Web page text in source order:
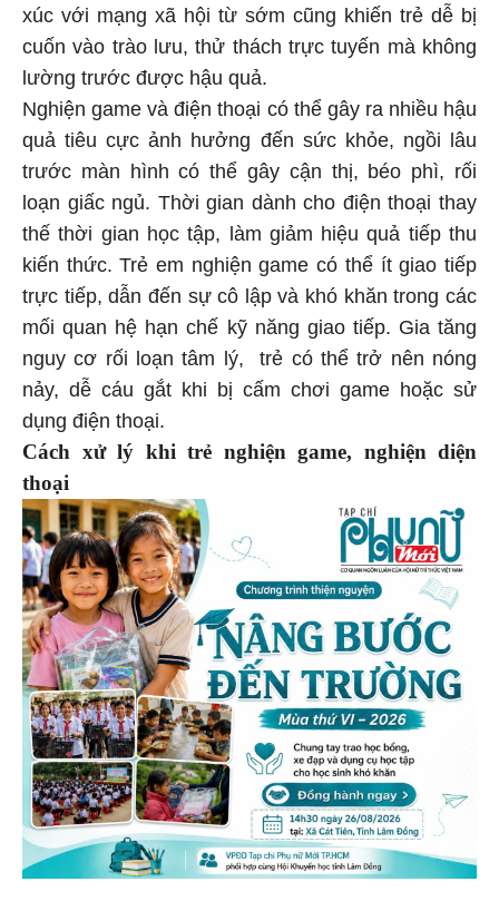
xúc với mạng xã hội từ sớm cũng khiến trẻ dễ bị
cuốn vào trào lưu, thử thách trực tuyến mà không
lường trước được hậu quả.
Nghiện game và điện thoại có thể gây ra nhiều hậu
quả tiêu cực ảnh hưởng đến sức khỏe, ngồi lâu
trước màn hình có thể gây cận thị, béo phì, rối
loạn giấc ngủ. Thời gian dành cho điện thoại thay
thế thời gian học tập, làm giảm hiệu quả tiếp thu
kiến thức. Trẻ em nghiện game có thể ít giao tiếp
trực tiếp, dẫn đến sự cô lập và khó khăn trong các
mối quan hệ hạn chế kỹ năng giao tiếp. Gia tăng
nguy cơ rối loạn tâm lý, trẻ có thể trở nên nóng
nảy, dễ cáu gắt khi bị cấm chơi game hoặc sử
dụng điện thoại.
Cách xử lý khi trẻ nghiện game, nghiện diện
thoại